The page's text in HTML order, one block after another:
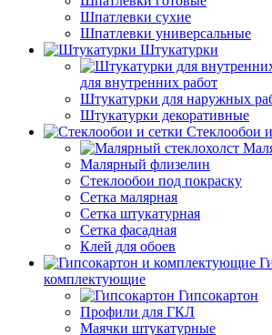
Шпатлевки сухие
Шпатлевки универсальные
Штукатурки
для внутренних работ
Штукатурки для наружных
Штукатурки декоративные
Стеклообои
Малярный флизелин
Стеклообои под покраску
Сетка малярная
Сетка штукатурная
Сетка фасадная
Клей для обоев
комплектующие
Гипсокартон
Профили для ГКЛ
Маячки штукатурные